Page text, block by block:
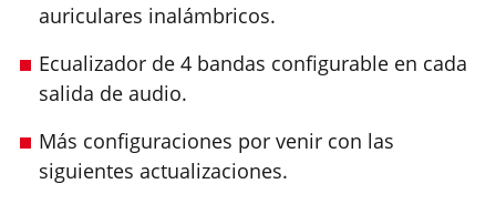
auriculares inalámbricos.
Ecualizador de 4 bandas configurable en cada
salida de audio.
Más configuraciones por venir con las
siguientes actualizaciones.